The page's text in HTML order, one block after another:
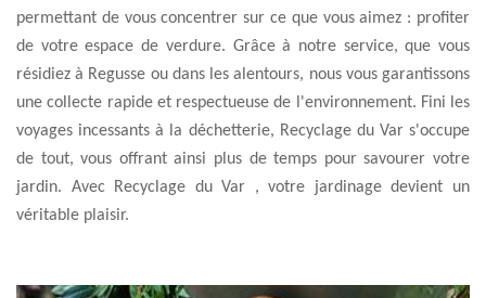
permettant de vous concentrer sur ce que vous aimez : profiter
de votre espace de verdure. Grâce à notre service, que vous
résidiez à Regusse ou dans les alentours, nous vous garantissons
une collecte rapide et respectueuse de l'environnement. Fini les
voyages incessants à la déchetterie, Recyclage du Var s'occupe
de tout, vous offrant ainsi plus de temps pour savourer votre
jardin. Avec Recyclage du Var , votre jardinage devient un
véritable plaisir.